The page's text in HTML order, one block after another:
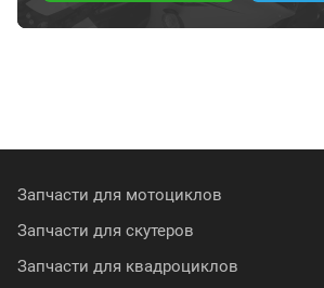
Запчасти для мотоциклов
Запчасти для скутеров
Запчасти для квадроциклов